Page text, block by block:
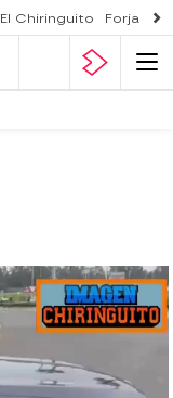
El Chiringuito Forjado